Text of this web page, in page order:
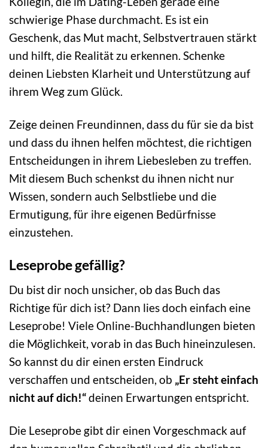
schwierige Phase durchmacht. Es ist ein
Geschenk, das Mut macht, Selbstvertrauen stärkt
und hilft, die Realität zu erkennen. Schenke
deinen Liebsten Klarheit und Unterstützung auf
ihrem Weg zum Glück.
Zeige deinen Freundinnen, dass du für sie da bist
und dass du ihnen helfen möchtest, die richtigen
Entscheidungen in ihrem Liebesleben zu treffen.
Mit diesem Buch schenkst du ihnen nicht nur
Wissen, sondern auch Selbstliebe und die
Ermutigung, für ihre eigenen Bedürfnisse
einzustehen.
Leseprobe gefällig?
Du bist dir noch unsicher, ob das Buch das
Richtige für dich ist? Dann lies doch einfach eine
Leseprobe! Viele Online-Buchhandlungen bieten
die Möglichkeit, vorab in das Buch hineinzulesen.
So kannst du dir einen ersten Eindruck
verschaffen und entscheiden, ob „Er steht einfach
nicht auf dich!“deinen Erwartungen entspricht.
Die Leseprobe gibt dir einen Vorgeschmack auf